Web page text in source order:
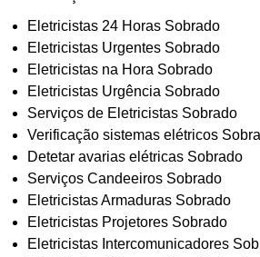
Eletricistas 24 Horas Sobrado
Eletricistas Urgentes Sobrado
Eletricistas na Hora Sobrado
Eletricistas Urgência Sobrado
Serviços de Eletricistas Sobrado
Verificação sistemas elétricos
Detetar avarias elétricas Sobrado
Serviços Candeeiros Sobrado
Eletricistas Armaduras Sobrado
Eletricistas Projetores Sobrado
Eletricistas Intercomunicadores